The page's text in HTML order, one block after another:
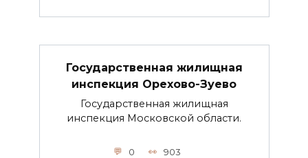
Государственная жилищная
инспекция Орехово-Зуево
Государственная жилищная
инспекция Московской области.
0 903